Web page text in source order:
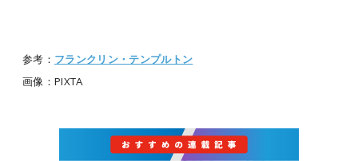
参考： フランクリン・テンプルトン
画像：PIXTA